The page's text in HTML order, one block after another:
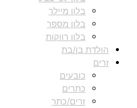
בלון מיילר
בלון מספר
בלון רווקות
הולדת בן/בת
זרים
כובעים
כתרים
זרים/כתר